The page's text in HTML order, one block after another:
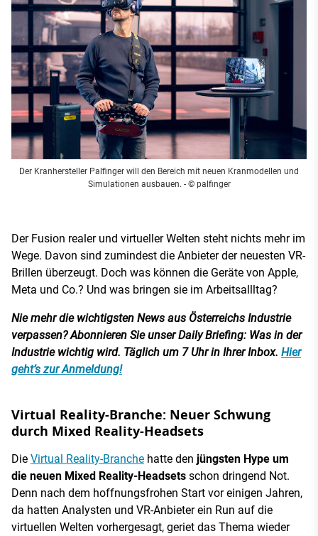
Der Kranhersteller Palfinger will den Bereich mit neuen Kranmodellen und
Simulationen ausbauen. - © palfinger
Der Fusion realer und virtueller Welten steht nichts mehr im
Wege. Davon sind zumindest die Anbieter der neuesten VR-
Brillen überzeugt. Doch was können die Geräte von Apple,
Meta und Co.? Und was bringen sie im Arbeitsallltag?
Nie mehr die wichtigsten News aus Österreichs Industrie
verpassen? Abonnieren Sie unser Daily Briefing: Was in der
Industrie wichtig wird. Täglich um 7 Uhr in Ihrer Inbox. Hier
geht’s zur Anmeldung!
Virtual Reality-Branche: Neuer Schwung
durch Mixed Reality-Headsets
Die Virtual Reality-Branche hatte den jüngsten Hype um
die neuen Mixed Reality-Headsets schon dringend Not.
Denn nach dem hoffnungsfrohen Start vor einigen Jahren,
da hatten Analysten und VR-Anbieter ein Run auf die
virtuellen Welten vorhergesagt, geriet das Thema wieder